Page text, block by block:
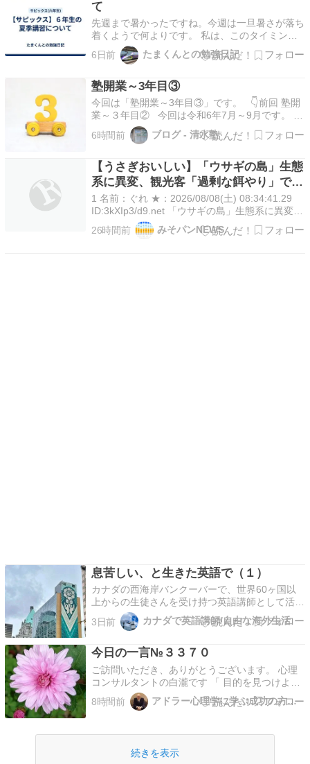
う。 1…
て
先週まで暑かったですね。今週は一旦暑さが落ち
着くようで何よりです。 私は、このタイミング
でまさかの異動となり、ドタバタしています。ま
ぁ任されていたプロジェクトが軌道にのったの
突然経営陣から呼び出され、 「子育てはどう
だ？」 など聞かれた…
6日前 たまくんとの勉強日記
塾開業～3年目③
今回は「塾開業～3年目③」です。 👇前回 塾開
業～３年目② 今回は令和6年7月～9月です。 今
から2年前ですが、遠い昔のことに感じられま
す。 近隣トラブル継続 この年の春から、近隣と
投稿 塾開業～3年目③ は 清水塾 に…
6時間前 ブログ - 清水塾
【うさぎおいしい】「ウサギの島」生態
系に異変、観光客「過剰な餌やり」で増
えた思わぬ「敵」…ウサギ襲い口でくわ
える姿も 大久野島
1 名前：ぐれ ★：2026/08/08(土) 08:34:41.29
ID:3kXIp3/d9.net 「ウサギの島」生態系に異変、
観光客「過剰な餌やり」で増えた思わぬ「敵」…
ウサギ襲い口でくわえる姿も 8/7(金) 15:00配信
26時間前 みそパンNEWS
息苦しい、と生きた英語で（１）
カナダの西海岸バンクーバーで、世界60ヶ国以
上からの生徒さんを受け持つ英語講師として活躍
中の翠です。 カナダBC州、そしてアメリカから
数えきれないほどの山火事（放火も含む）の影響
い・・・( ﾟДﾟ)Hotel Vancouverを西側か…
3日前 カナダで英語講師/自由な海外生活
今日の一言№３３７０
ご訪問いただき、ありがとうございます。 心理
コンサルタントの白瀧です 「 目的を見つけよ。
手段は後からついてくる。 （マハトマ・ガンジ
ー）」 今日も、素敵な一日をお過ごしくださ
した。 心理学教育の必要性と『気づきの思考
8時間前 アドラー心理学に学ぶ成功の方法・人生変わる『気づきの思考法』
続きを表示